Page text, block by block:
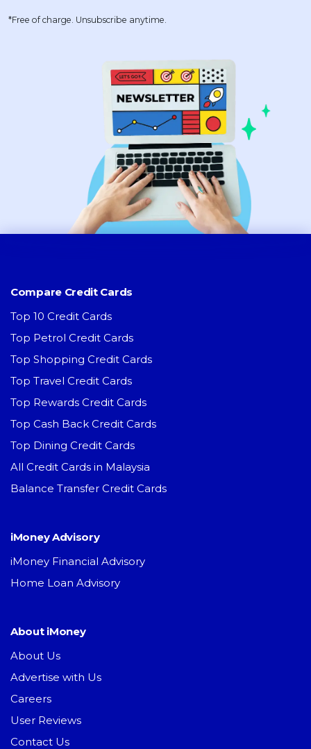
*Free of charge. Unsubscribe anytime.
Compare Credit Cards
Top 10 Credit Cards
Top Petrol Credit Cards
Top Shopping Credit Cards
Top Travel Credit Cards
Top Rewards Credit Cards
Top Cash Back Credit Cards
Top Dining Credit Cards
All Credit Cards in Malaysia
Balance Transfer Credit Cards
iMoney Advisory
iMoney Financial Advisory
Home Loan Advisory
About iMoney
About Us
Advertise with Us
Careers
User Reviews
Contact Us